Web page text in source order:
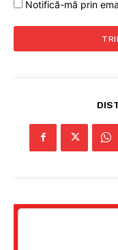
Notifică-mă prin